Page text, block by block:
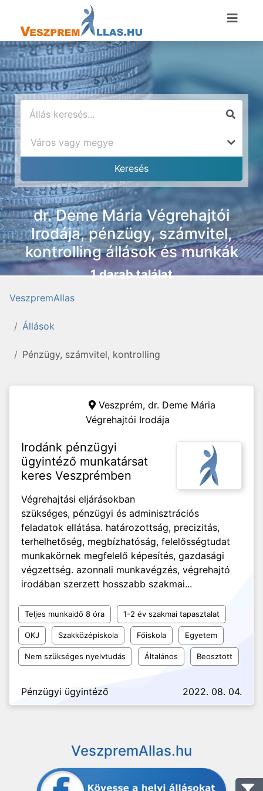
dr. Deme Mária Végrehajtói
Irodája, pénzügy, számvitel,
kontrolling állások és munkák
1 darab találat
VeszpremAllas
Állások
Pénzügy, számvitel, kontrolling
Veszprém, dr. Deme Mária
Végrehajtói Irodája
Irodánk pénzügyi
ügyintéző munkatársat
keres Veszprémben
Végrehajtási eljárásokban
szükséges, pénzügyi és adminisztrációs
feladatok ellátása. határozottság, precizitás,
terhelhetőség, megbízhatóság, felelősségtudat
munkakörnek megfelelő képesítés, gazdasági
végzettség. azonnali munkavégzés, végrehajtó
irodában szerzett hosszabb szakmai...
Teljes munkaidő 8 óra 1-2 év szakmai tapasztalat
OKJ Szakközépiskola Főiskola Egyetem
Nem szükséges nyelvtudás Általános Beosztott
Pénzügyi ügyintéző 2022. 08. 04.
VeszpremAllas.hu